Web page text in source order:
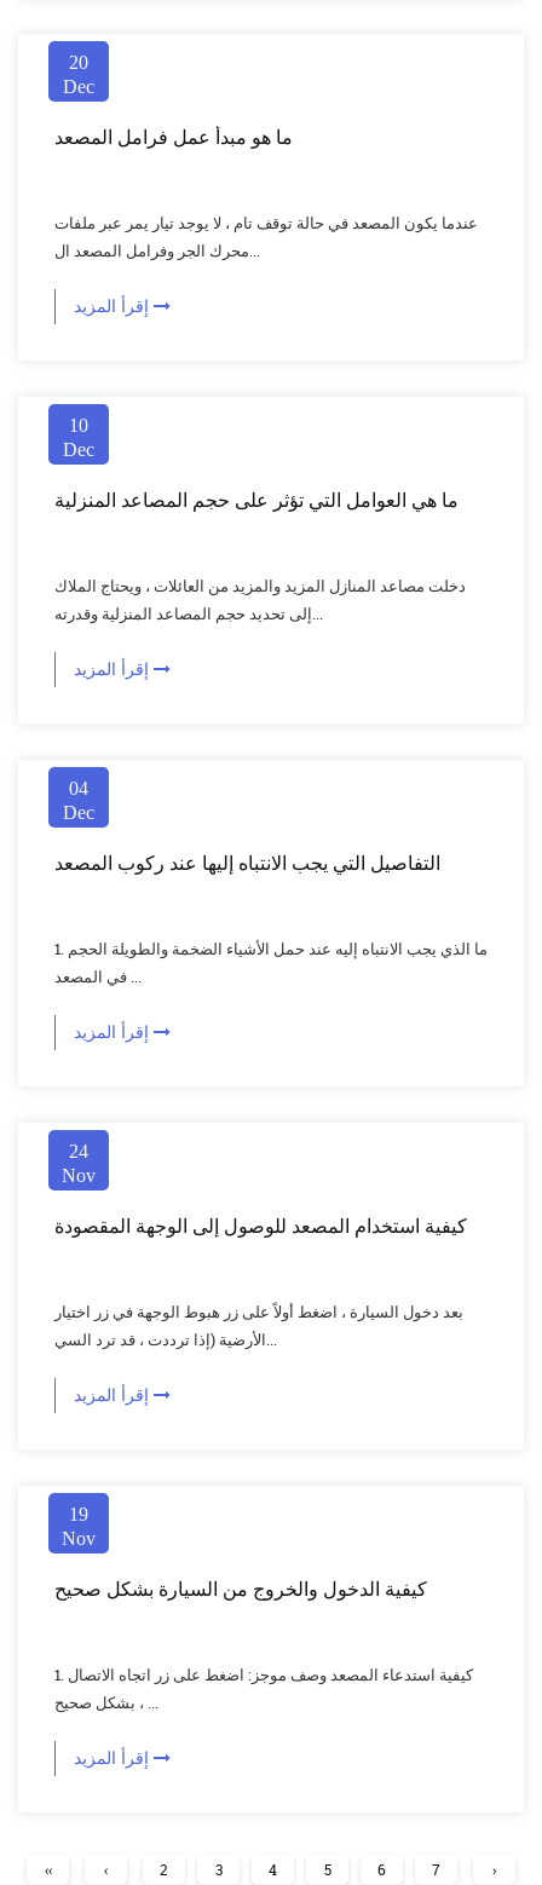
20
Dec
ما هو مبدأ عمل فرامل المصعد
عندما يكون المصعد في حالة توقف تام ، لا يوجد تيار يمر عبر ملفات
محرك الجر وفرامل المصعد ال...
10
Dec
ما هي العوامل التي تؤثر على حجم المصاعد المنزلية
دخلت مصاعد المنازل المزيد والمزيد من العائلات ، ويحتاج الملاك
إلى تحديد حجم المصاعد المنزلية وقدرته...
04
Dec
التفاصيل التي يجب الانتباه إليها عند ركوب المصعد
1. ما الذي يجب الانتباه إليه عند حمل الأشياء الضخمة والطويلة الحجم
في المصعد ...
24
Nov
كيفية استخدام المصعد للوصول إلى الوجهة المقصودة
بعد دخول السيارة ، اضغط أولاً على زر هبوط الوجهة في زر اختيار
الأرضية (إذا ترددت ، قد ترد السي...
19
Nov
كيفية الدخول والخروج من السيارة بشكل صحيح
1. كيفية استدعاء المصعد وصف موجز: اضغط على زر اتجاه الاتصال
بشكل صحيح ، ...
‹‹ ‹ 2 3 4 5 6 7 ›